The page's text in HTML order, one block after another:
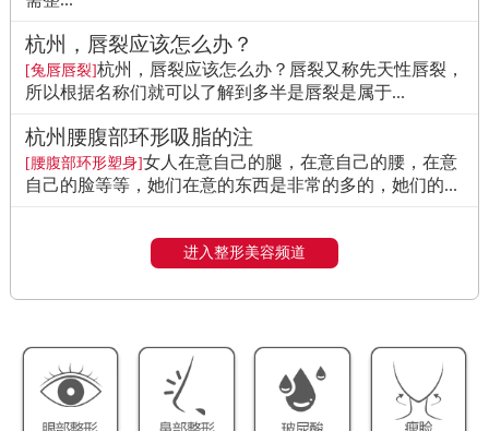
杭州，唇裂应该怎么办？
[兔唇唇裂]杭州，唇裂应该怎么办？唇裂又称先天性唇裂，
所以根据名称们就可以了解到多半是唇裂是属于...
杭州腰腹部环形吸脂的注
[腰腹部环形塑身]女人在意自己的腿，在意自己的腰，在意
自己的脸等等，她们在意的东西是非常的多的，她们的...
进入整形美容频道